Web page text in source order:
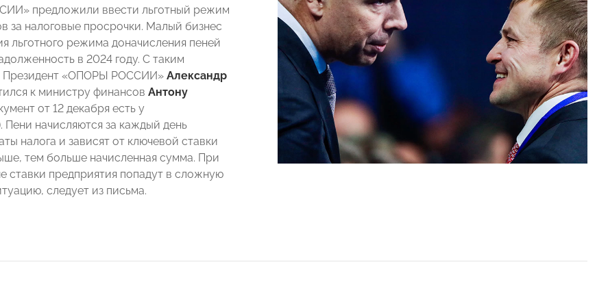
предложили ввести льготный режим
за налоговые просрочки. Малый бизнес
льготного режима доначисления пеней
в 2024 году. С таким
Президент «ОПОРЫ РОССИИ» Александр
к министру финансов Антону
от 12 декабря есть у
Пени начисляются за каждый день
налога и зависят от ключевой ставки
тем больше начисленная сумма. При
ставки предприятия попадут в сложную
следует из письма.